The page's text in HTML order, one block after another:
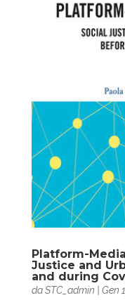
Platform-
Justice and
and during
daSTC_admin Gen